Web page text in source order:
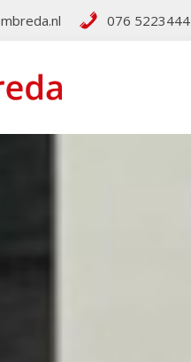
076 5223444